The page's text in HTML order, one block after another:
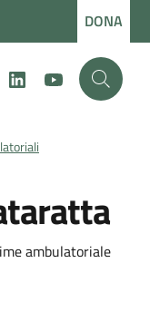
DONA
InstagramLinkedInYoutube
ambulatoriale